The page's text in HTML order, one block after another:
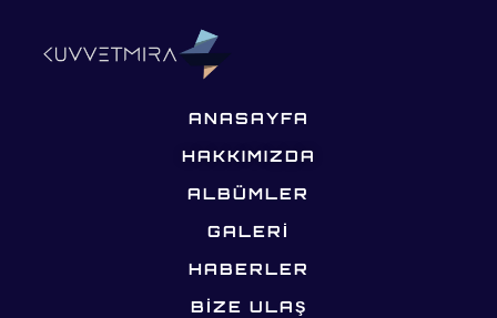
ANASAYFA
HAKKIMIZDA
ALBÜMLER
GALERİ
HABERLER
BIZE ULAŞ